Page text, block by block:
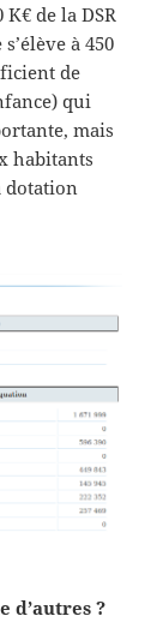
de la DSR
à 450
de
qui
mais
habitants
dotation
d’autres ?